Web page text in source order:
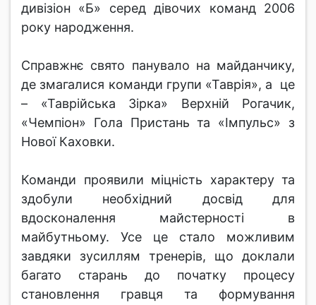
дивізіон «Б» серед дівочих команд 2006
року народження.
Справжнє свято панувало на майданчику,
де змагалися команди групи «Таврія», а це
– «Таврійська Зірка» Верхній Рогачик,
«Чемпіон» Гола Пристань та «Імпульс» з
Нової Каховки.
Команди проявили міцність характеру та
здобули необхідний досвід для
вдосконалення майстерності в
майбутньому. Усе це стало можливим
завдяки зусиллям тренерів, що доклали
багато старань до початку процесу
становлення гравця та формування